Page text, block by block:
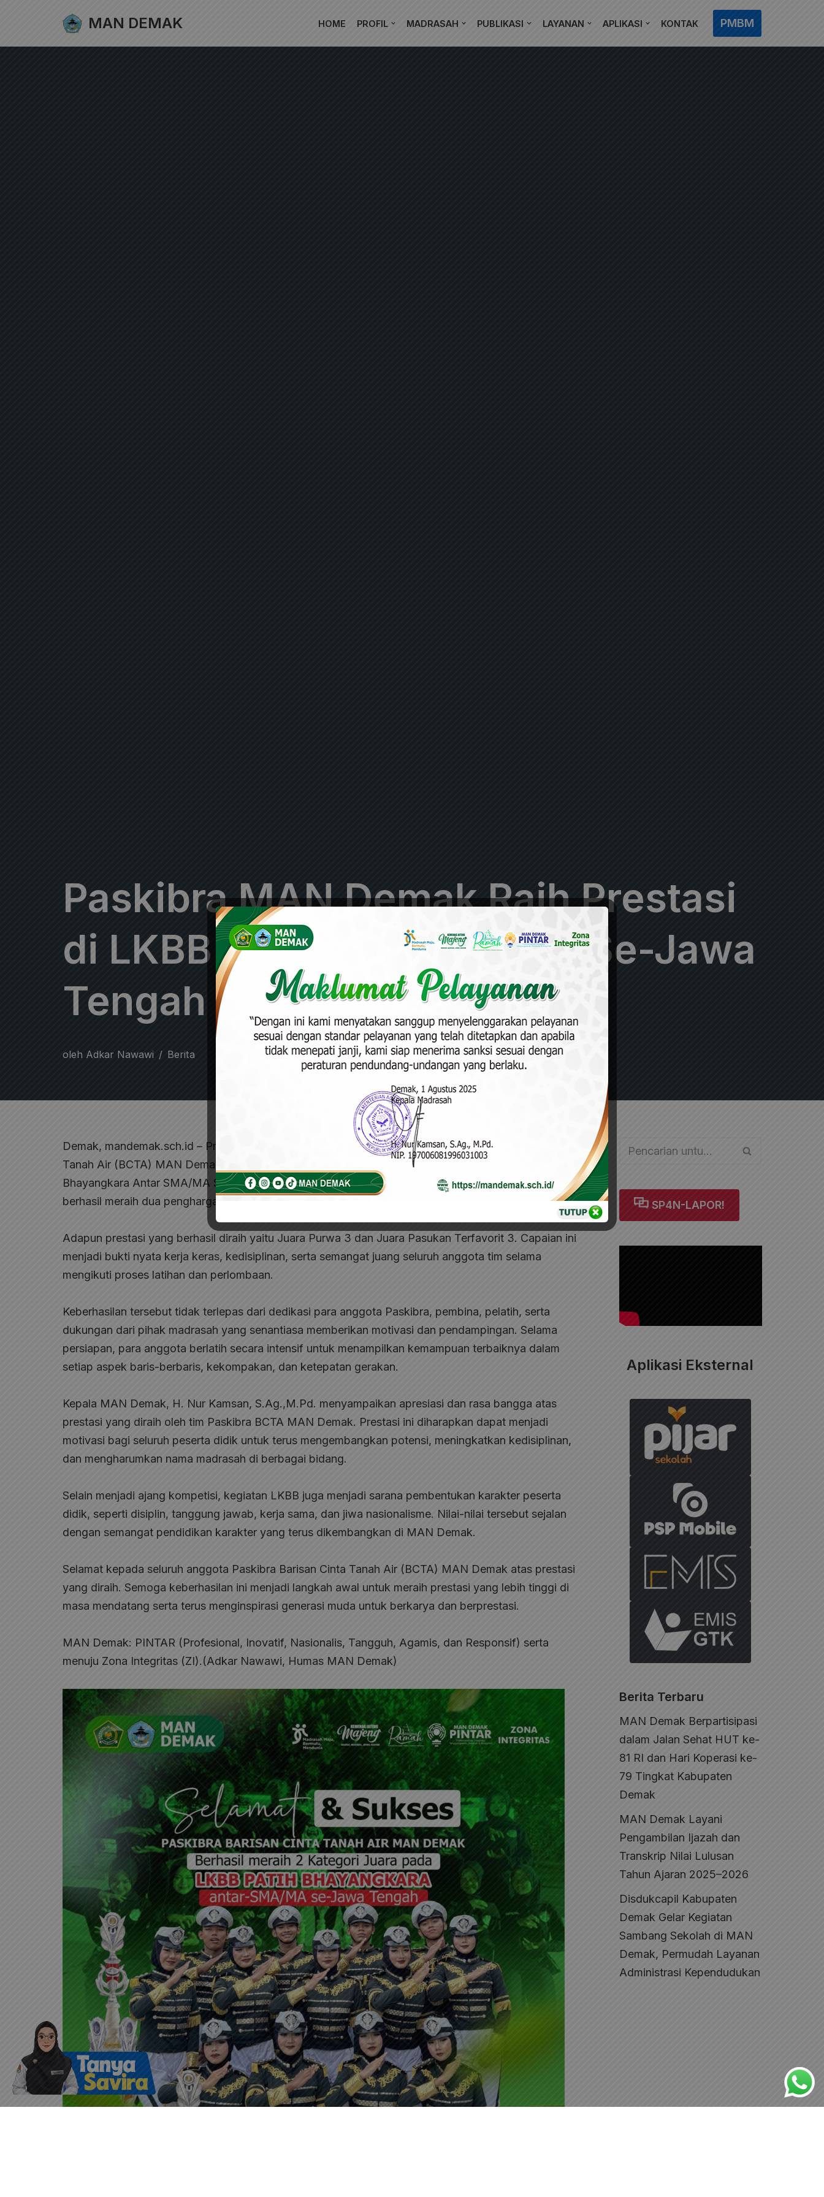
MAN DEMAK HOME PROFIL MADRASAH PUBLIKASI LAYANAN APLIKASI KONTAK PMBM
Paskibra MAN Demak Raih Prestasi
di LKBB Patih Bhayangkara Se-Jawa
Tengah
oleh Adkar Nawawi Berita
Demak, mandemak.sch.id – Prestasi membanggakan kembali ditorehkan oleh Paskibra Barisan Cinta
Tanah Air (BCTA) MAN Demak dalam ajang Lomba Keterampilan Baris Berbaris (LKBB) Patih
Bhayangkara Antar SMA/MA Se-Jawa Tengah. Pada kompetisi tersebut, tim Paskibra MAN Demak
berhasil meraih dua penghargaan sekaligus.
Adapun prestasi yang berhasil diraih yaitu Juara Purwa 3 dan Juara Pasukan Terfavorit 3. Capaian ini
menjadi bukti nyata kerja keras, kedisiplinan, serta semangat juang seluruh anggota tim selama
mengikuti proses latihan dan perlombaan.
Keberhasilan tersebut tidak terlepas dari dedikasi para anggota Paskibra, pembina, pelatih, serta
dukungan dari pihak madrasah yang senantiasa memberikan motivasi dan pendampingan. Selama
persiapan, para anggota berlatih secara intensif untuk menampilkan kemampuan terbaiknya dalam
setiap aspek baris-berbaris, kekompakan, dan ketepatan gerakan.
Kepala MAN Demak, H. Nur Kamsan, S.Ag.,M.Pd. menyampaikan apresiasi dan rasa bangga atas
prestasi yang diraih oleh tim Paskibra BCTA MAN Demak. Prestasi ini diharapkan dapat menjadi
motivasi bagi seluruh peserta didik untuk terus mengembangkan potensi, meningkatkan kedisiplinan,
dan mengharumkan nama madrasah di berbagai bidang.
Selain menjadi ajang kompetisi, kegiatan LKBB juga menjadi sarana pembentukan karakter peserta
didik, seperti disiplin, tanggung jawab, kerja sama, dan jiwa nasionalisme. Nilai-nilai tersebut sejalan
dengan semangat pendidikan karakter yang terus dikembangkan di MAN Demak.
Selamat kepada seluruh anggota Paskibra Barisan Cinta Tanah Air (BCTA) MAN Demak atas prestasi
yang diraih. Semoga keberhasilan ini menjadi langkah awal untuk meraih prestasi yang lebih tinggi di
masa mendatang serta terus menginspirasi generasi muda untuk berkarya dan berprestasi.
MAN Demak: PINTAR (Profesional, Inovatif, Nasionalis, Tangguh, Agamis, dan Responsif) serta
menuju Zona Integritas (ZI).(Adkar Nawawi, Humas MAN Demak)
SP4N-LAPOR!
Aplikasi Eksternal
Berita Terbaru
MAN Demak Berpartisipasi
dalam Jalan Sehat HUT ke-
81 RI dan Hari Koperasi ke-
79 Tingkat Kabupaten
Demak
MAN Demak Layani
Pengambilan Ijazah dan
Transkrip Nilai Lulusan
Tahun Ajaran 2025–2026
Disdukcapil Kabupaten
Demak Gelar Kegiatan
Sambang Sekolah di MAN
Demak, Permudah Layanan
Administrasi Kependudukan